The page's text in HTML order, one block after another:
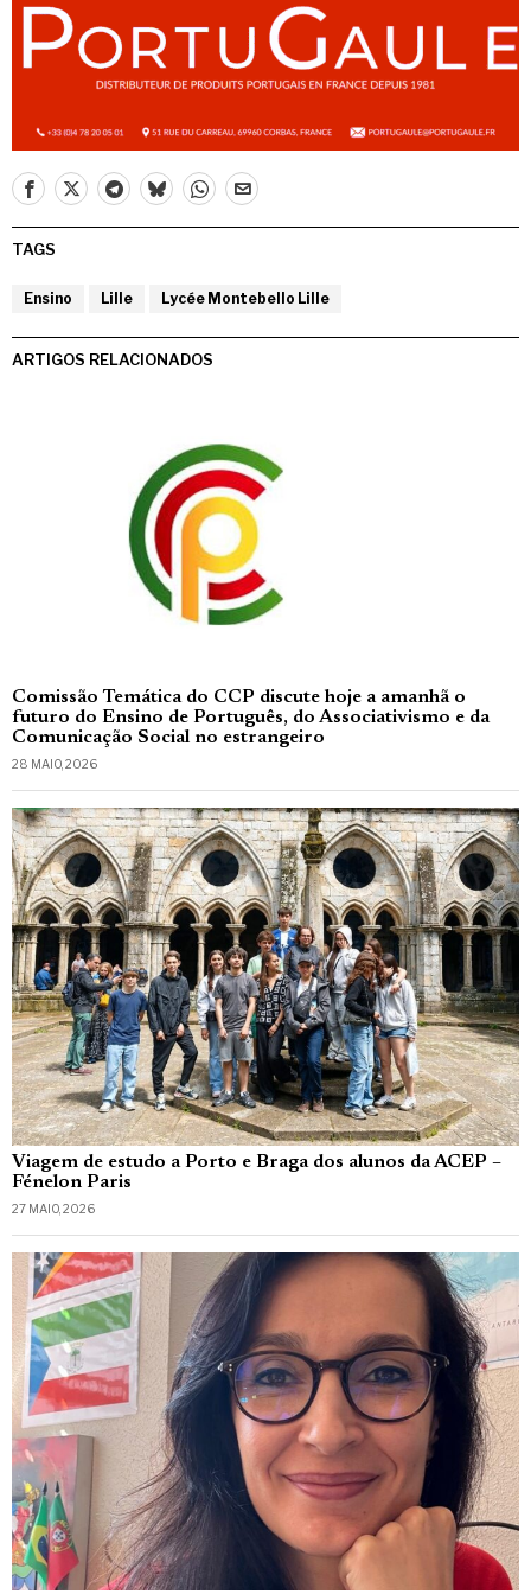
TAGS
Ensino Lille Lycée Montebello Lille
ARTIGOS RELACIONADOS
Comissão Temática do CCP discute hoje a amanhã o
futuro do Ensino de Português, do Associativismo e da
Comunicação Social no estrangeiro
28 MAIO, 2026
Viagem de estudo a Porto e Braga dos alunos da ACEP –
Fénelon Paris
27 MAIO, 2026